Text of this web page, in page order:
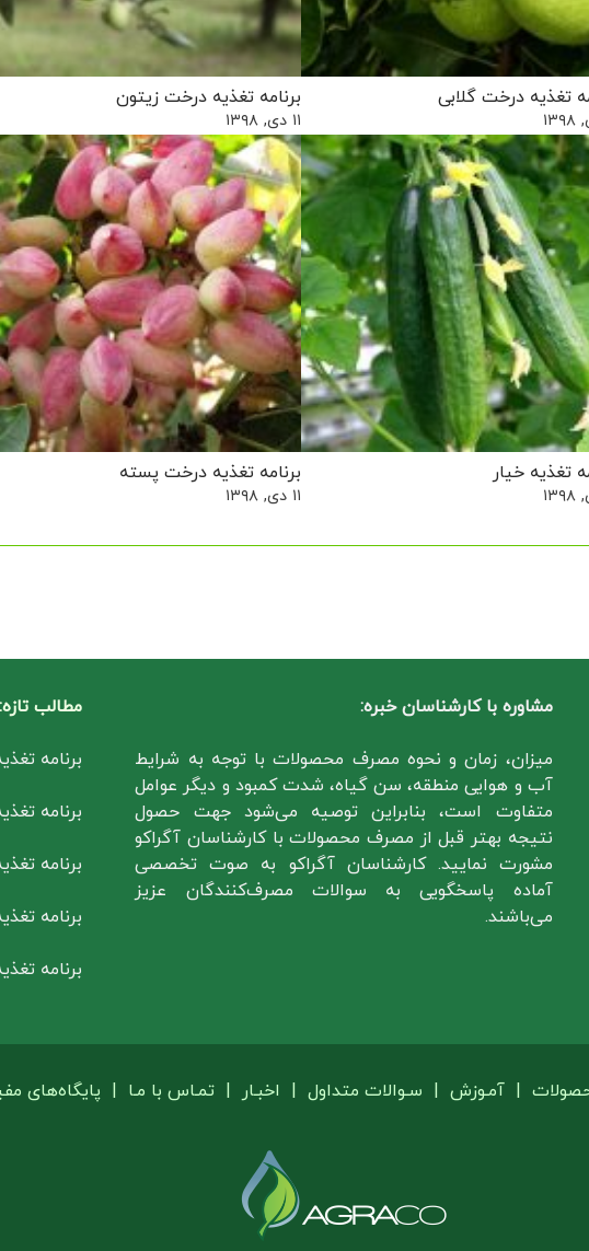
تغذیه درخت گلابی برنامه تغذیه درخت زیتون
۱۱ دی, ۱۳۹۸
تغذیه خیار برنامه تغذیه درخت پسته
۱۱ دی, ۱۳۹۸
مشاوره با کارشناسان خبره:
میزان، زمان و نحوه مصرف محصولات با توجه به شرایط
آب و هوایی منطقه، سن گیاه، شدت کمبود و دیگر عوامل
متفاوت است، بنابراین توصیه می‌شود جهت حصول
نتیجه بهتر قبل از مصرف محصولات با کارشناسان آگراکو
مشورت نمایید. کارشناسان آگراکو به صوت تخصصی
آماده پاسخگویی به سوالات مصرف‌کنندگان عزیز
می‌باشند.
مطالب تازه:
برنامه
برنامه
برنامه
برنامه
برنامه
آمـوزش سـوالات متداول اخبـار تمـاس با مـا پایگاه‌های